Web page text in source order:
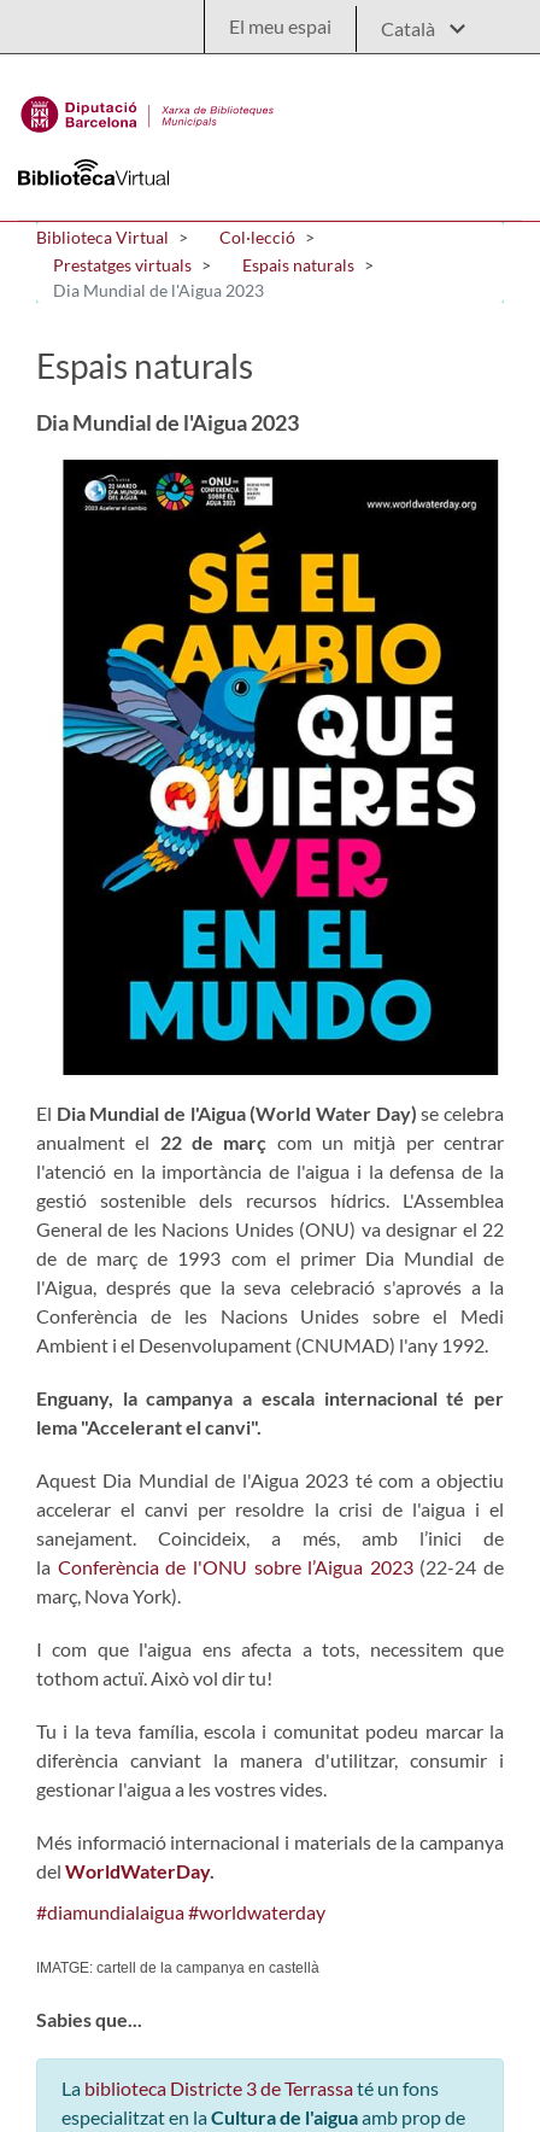
El meu espai
Biblioteca Virtual
Col·lecció
Prestatges virtuals
Espais naturals
Dia Mundial de l'Aigua 2023
Espais naturals
Dia Mundial de l'Aigua 2023
El Dia Mundial de l'Aigua (World Water Day) se celebra
anualment el 22 de març com un mitjà per centrar
l'atenció en la importància de l'aigua i la defensa de la
gestió sostenible dels recursos hídrics. L'Assemblea
General de les Nacions Unides (ONU) va designar el 22
de de març de 1993 com el primer Dia Mundial de
l'Aigua, després que la seva celebració s'aprovés a la
Conferència de les Nacions Unides sobre el Medi
Ambient i el Desenvolupament (CNUMAD) l'any 1992.
Enguany, la campanya a escala internacional té per
lema "Accelerant el canvi".
Aquest Dia Mundial de l'Aigua 2023 té com a objectiu
accelerar el canvi per resoldre la crisi de l'aigua i el
sanejament. Coincideix, a més, amb l’inici de
la Conferència de l'ONU sobre l’Aigua 2023(22-24 de
març, Nova York).
I com que l'aigua ens afecta a tots, necessitem que
tothom actuï. Això vol dir tu!
Tu i la teva família, escola i comunitat podeu marcar la
diferència canviant la manera d'utilitzar, consumir i
gestionar l'aigua a les vostres vides.
Més informació internacional i materials de la campanya
del WorldWaterDay.
#diamundialaigua#worldwaterday
IMATGE: cartell de la campanya en castellà
Sabies que...
La biblioteca Districte 3 de Terrassaté un fons
especialitzat en laCultura de l'aiguaamb prop de